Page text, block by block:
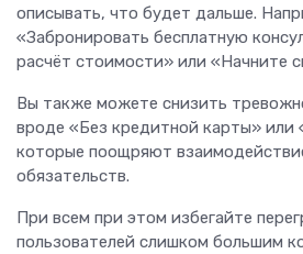
описывать, что будет дальше.
«Забронировать бесплатную
расчёт стоимости» или «Начните
Вы также можете снизить
вроде «Без кредитной карты» или
которые поощряют
обязательств.
При всем при этом избегайте
пользователей слишком большим